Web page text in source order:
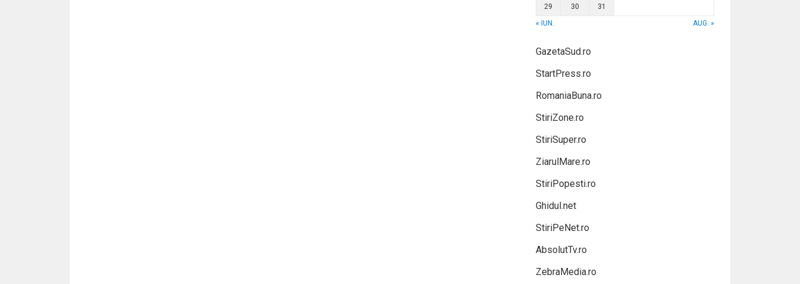
29 30
31
« IUN.
AUG. »
GazetaSud.ro
StartPress.ro
RomaniaBuna.ro
StiriZone.ro
StiriSuper.ro
ZiarulMare.ro
StiriPopesti.ro
Ghidul.net
StiriPeNet.ro
AbsolutTv.ro
ZebraMedia.ro